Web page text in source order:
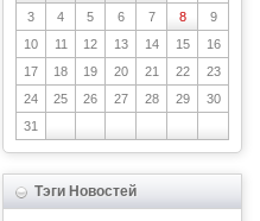
3
4 5 6 7 8
9
10
11 12 13 14 15
16
17
18 19 20 21 22
23
24
25 26 27 28 29
30
31
Тэги Новостей